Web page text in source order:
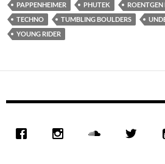
PAPPENHEIMER
PHUTEK
TECHNO
TUMBLING BOULDERS
YOUNG RIDER